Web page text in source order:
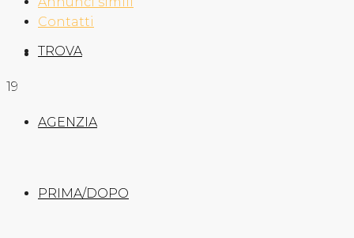
TROVA
AGENZIA
PRIMA/DOPO
Contatti
19